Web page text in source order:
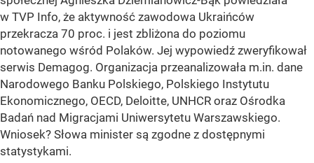
w TVP Info, że aktywność zawodowa Ukraińców
przekracza 70 proc. i jest zbliżona do poziomu
notowanego wśród Polaków. Jej wypowiedź zweryfikował
serwis Demagog. Organizacja przeanalizowała m.in. dane
Narodowego Banku Polskiego, Polskiego Instytutu
Ekonomicznego, OECD, Deloitte, UNHCR oraz Ośrodka
Badań nad Migracjami Uniwersytetu Warszawskiego.
Wniosek? Słowa minister są zgodne z dostępnymi
statystykami.